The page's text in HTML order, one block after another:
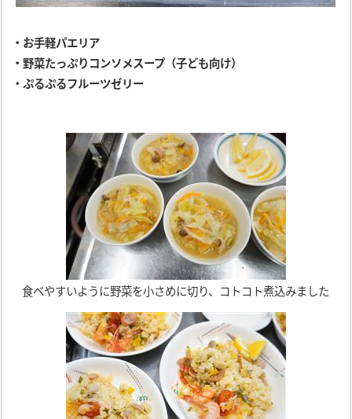
・お手軽パエリア
・野菜たっぷりコンソメスープ（子ども向け）
・ぷるぷるフルーツゼリー
食べやすいように野菜を小さめに切り、コトコト煮込みました